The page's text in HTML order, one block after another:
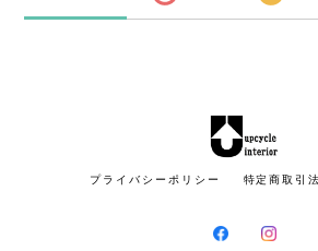
プライバシーポリシー 特定商取引